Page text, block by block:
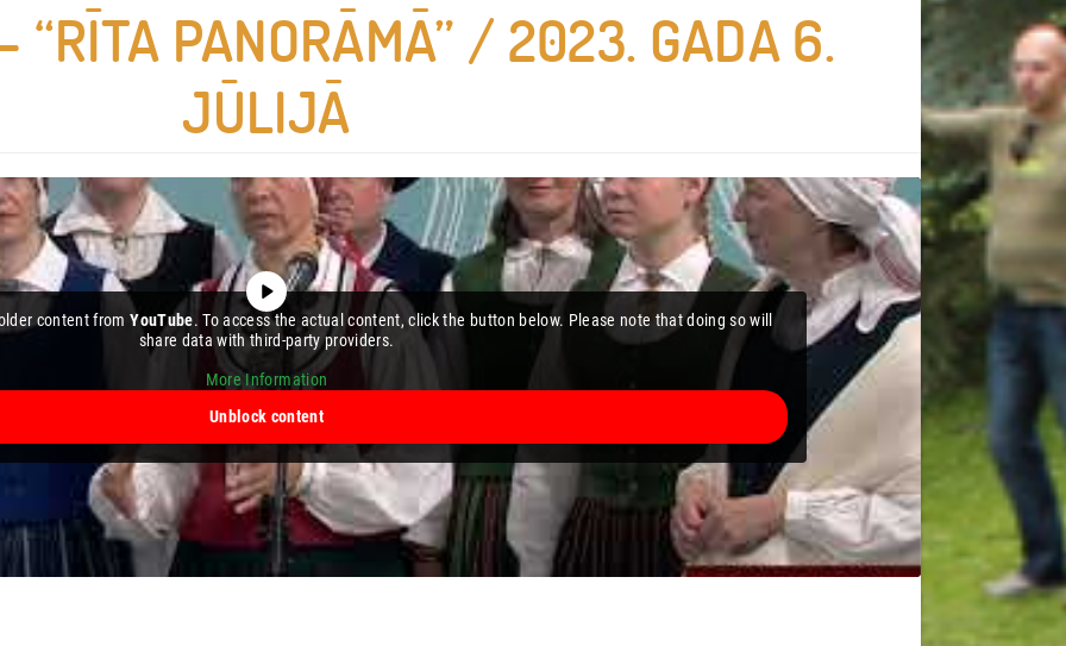
“RĪTA PANORĀMĀ” / 2023. GADA 6.
JŪLIJĀ
content fromYouTube. To access the actual content, click the button below. Please note that doing so will
share data with third-party providers.
More Information
Unblock content